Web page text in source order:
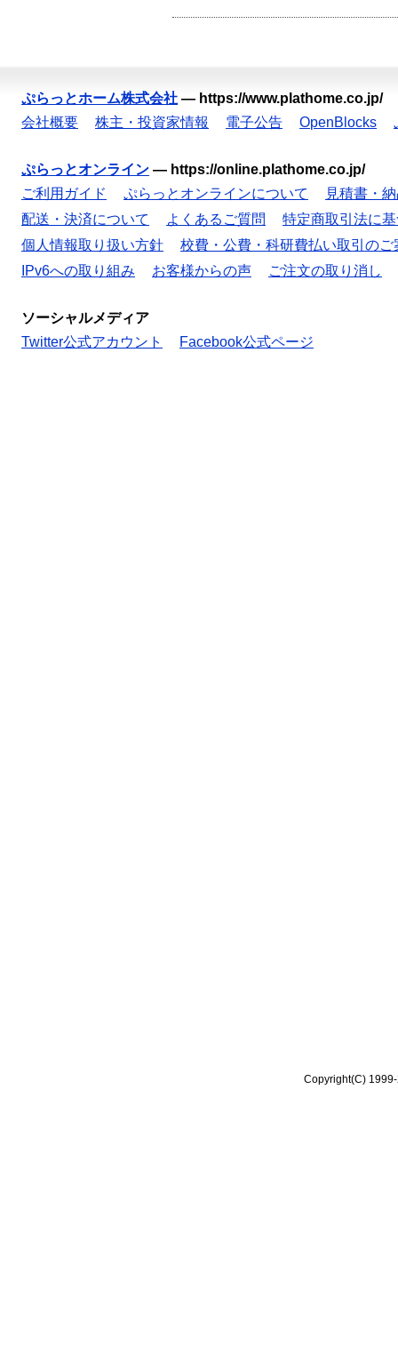
ぷらっとホーム株式会社 — https://www.plathome.co.jp/
会社概要
株主・投資家情報 電子公告 OpenBlocks
ぷらっとオンライン — https://online.plathome.co.jp/
ご利用ガイド
ぷらっとオンラインについて
見積書・
配送・決済について
よくあるご質問
特定商取引法に
個人情報取り扱い方針
校費・公費・科研費払い取引のご
IPv6への取り組み
お客様からの声 ご注文の取り消し
ソーシャルメディア
Twitter公式アカウント
Facebook公式ページ
Copyright(C)